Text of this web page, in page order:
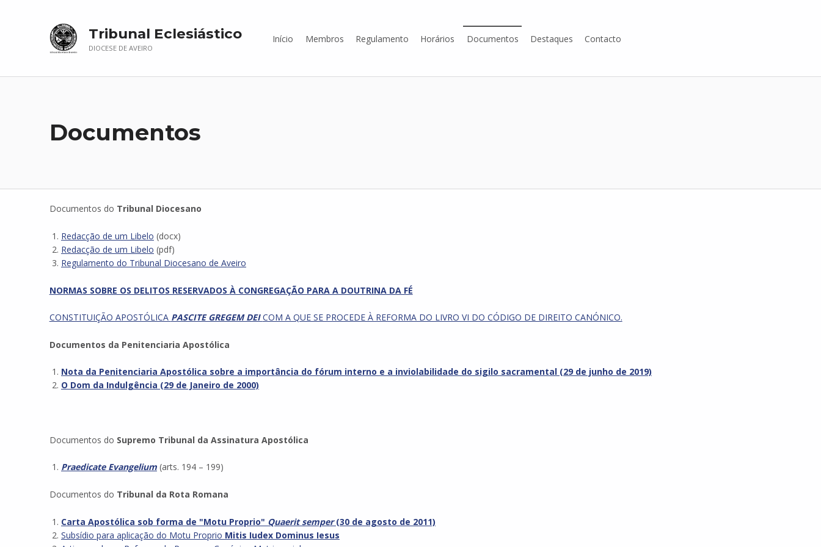
Tribunal Eclesiástico
DIOCESE DE AVEIRO
Início Membros Regulamento Horários Documentos Destaques Contacto
Documentos
Documentos do Tribunal Diocesano
Redacção de um Libelo (docx)
Redacção de um Libelo (pdf)
Regulamento do Tribunal Diocesano de Aveiro
NORMAS SOBRE OS DELITOS RESERVADOS À CONGREGAÇÃO PARA A DOUTRINA DA FÉ
CONSTITUIÇÃO APOSTÓLICA PASCITE GREGEM DEICOM A QUE SE PROCEDE À REFORMA DO LIVRO VI DO CÓDIGO DE DIREITO CANÓNICO.
Documentos da Penitenciaria Apostólica
Nota da Penitenciaria Apostólica sobre a importância do fórum interno e a inviolabilidade do sigilo sacramental (29 de junho de 2019)
O Dom da Indulgência (29 de Janeiro de 2000)
Documentos do Supremo Tribunal da Assinatura Apostólica
Praedicate Evangelium(arts. 194 – 199)
Documentos do Tribunal da Rota Romana
Carta Apostólica sob forma de "Motu Proprio" Quaerit semper(30 de agosto de 2011)
Subsídio para aplicação do Motu Proprio Mitis Iudex Dominus Iesus